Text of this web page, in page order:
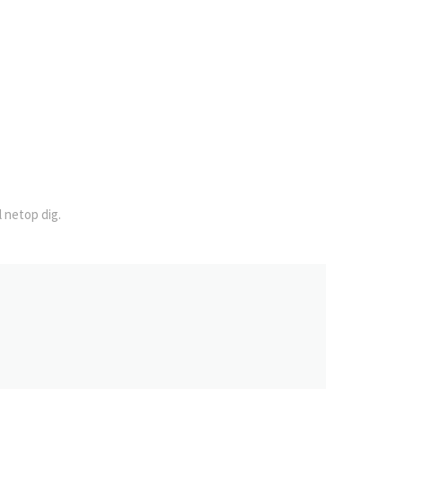
netop dig.